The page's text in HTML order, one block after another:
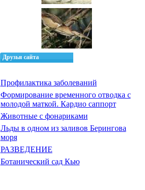
Друзья сайта
Профилактика заболеваний
Формирование временного отводка с
молодой маткой. Кардио саппорт
Животные с фонариками
Льды в одном из заливов Берингова
моря
РАЗВЕДЕНИЕ
Ботанический сад Кью